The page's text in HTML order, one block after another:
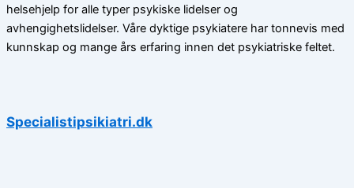
helsehjelp for alle typer psykiske lidelser og
avhengighetslidelser. Våre dyktige psykiatere har tonnevis med
kunnskap og mange års erfaring innen det psykiatriske feltet.
Specialistipsikiatri.dk